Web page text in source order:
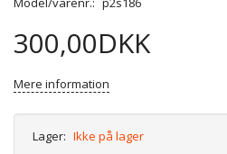
300,00DKK
Mere information
Lager: Ikke på lager